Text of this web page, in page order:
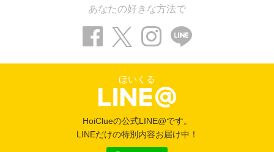
あなたの好きな方法で
ほいくる
HoiClueの公式LINE@です。
LINEだけの特別内容お届け中！